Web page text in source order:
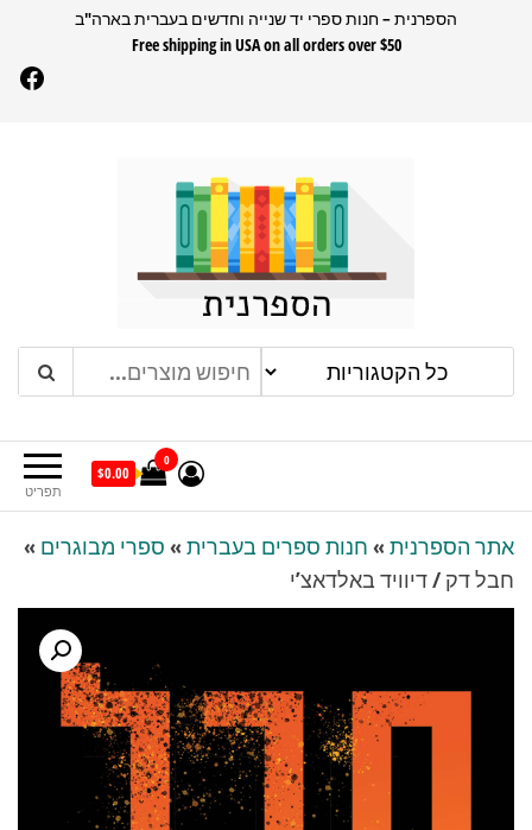
הספרנית – חנות ספרי יד שנייה וחדשים בעברית בארה"ב
Free shipping in USA on all orders over $50
הספרנית
תפריט
0
$0.00
אתר הספרנית » חנות ספרים בעברית » ספרי מבוגרים »
חבל דק / דיוויד באלדאצ’י